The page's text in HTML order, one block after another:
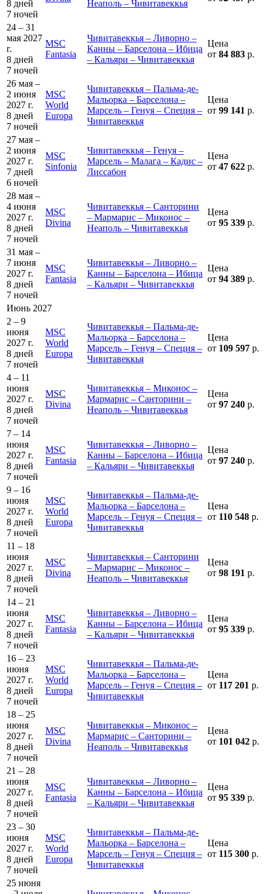
8 дней
7 ночей
Неаполь – Чивитавеккья
24 – 31
мая 2027
г.
8 дней
7 ночей
MSC
Fantasia
Чивитавеккья – Ливорно –
Канны – Барселона – Ибица
– Кальяри – Чивитавеккья
Цена
от 84 883 р.
26 мая –
2 июня
2027 г.
8 дней
7 ночей
MSC
World
Europa
Чивитавеккья – Пальма-де-
Мальорка – Барселона –
Марсель – Генуя – Специя –
Чивитавеккья
Цена
от 99 141 р.
27 мая –
2 июня
2027 г.
7 дней
6 ночей
MSC
Sinfonia
Чивитавеккья – Генуя –
Марсель – Малага – Кадис –
Лиссабон
Цена
от 47 622 р.
28 мая –
4 июня
2027 г.
8 дней
7 ночей
MSC
Divina
Чивитавеккья – Санторини
– Мармарис – Миконос –
Неаполь – Чивитавеккья
Цена
от 95 339 р.
31 мая –
7 июня
2027 г.
8 дней
7 ночей
MSC
Fantasia
Чивитавеккья – Ливорно –
Канны – Барселона – Ибица
– Кальяри – Чивитавеккья
Цена
от 94 389 р.
Июнь 2027
2 – 9
июня
2027 г.
8 дней
7 ночей
MSC
World
Europa
Чивитавеккья – Пальма-де-
Мальорка – Барселона –
Марсель – Генуя – Специя –
Чивитавеккья
Цена
от 109 597 р.
4 – 11
июня
2027 г.
8 дней
7 ночей
MSC
Divina
Чивитавеккья – Миконос –
Мармарис – Санторини –
Неаполь – Чивитавеккья
Цена
от 97 240 р.
7 – 14
июня
2027 г.
8 дней
7 ночей
MSC
Fantasia
Чивитавеккья – Ливорно –
Канны – Барселона – Ибица
– Кальяри – Чивитавеккья
Цена
от 97 240 р.
9 – 16
июня
2027 г.
8 дней
7 ночей
MSC
World
Europa
Чивитавеккья – Пальма-де-
Мальорка – Барселона –
Марсель – Генуя – Специя –
Чивитавеккья
Цена
от 110 548 р.
11 – 18
июня
2027 г.
8 дней
7 ночей
MSC
Divina
Чивитавеккья – Санторини
– Мармарис – Миконос –
Неаполь – Чивитавеккья
Цена
от 98 191 р.
14 – 21
июня
2027 г.
8 дней
7 ночей
MSC
Fantasia
Чивитавеккья – Ливорно –
Канны – Барселона – Ибица
– Кальяри – Чивитавеккья
Цена
от 95 339 р.
16 – 23
июня
2027 г.
8 дней
7 ночей
MSC
World
Europa
Чивитавеккья – Пальма-де-
Мальорка – Барселона –
Марсель – Генуя – Специя –
Чивитавеккья
Цена
от 117 201 р.
18 – 25
июня
2027 г.
8 дней
7 ночей
MSC
Divina
Чивитавеккья – Миконос –
Мармарис – Санторини –
Неаполь – Чивитавеккья
Цена
от 101 042 р.
21 – 28
июня
2027 г.
8 дней
7 ночей
MSC
Fantasia
Чивитавеккья – Ливорно –
Канны – Барселона – Ибица
– Кальяри – Чивитавеккья
Цена
от 95 339 р.
23 – 30
июня
2027 г.
8 дней
7 ночей
MSC
World
Europa
Чивитавеккья – Пальма-де-
Мальорка – Барселона –
Марсель – Генуя – Специя –
Чивитавеккья
Цена
от 115 300 р.
25 июня